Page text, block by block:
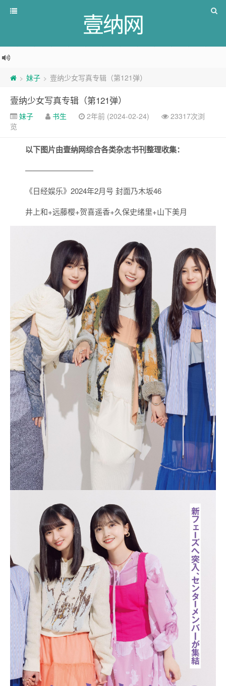
壹纳网
> 妹子 > 壹纳少女写真专辑（第121弹）
壹纳少女写真专辑（第121弹）
妹子 书生 2年前 (2024-02-24)
23317次浏
览
以下图片由壹纳网综合各类杂志书刊整理收集：
—————————
《日经娱乐》2024年2月号 封面乃木坂46
井上和+远藤樱+贺喜遥香+久保史绪里+山下美月